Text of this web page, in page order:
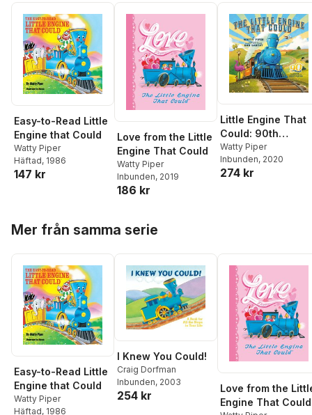
Easy-to-Read Little
Engine that Could
Watty Piper
Häftad, 1986
147 kr
Love from the Little
Engine That Could
Watty Piper
Inbunden, 2019
186 kr
Little Engine That
Could: 90th
Anniversary
Watty Piper
Inbunden, 2020
274 kr
Mer från samma serie
Easy-to-Read Little
Engine that Could
Watty Piper
Häftad, 1986
I Knew You Could!
Craig Dorfman
Inbunden, 2003
254 kr
Love from the
Engine That Could